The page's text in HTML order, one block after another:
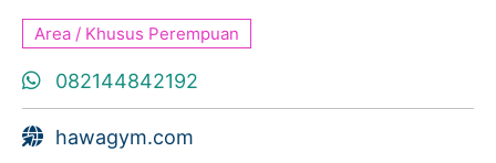
Area / Khusus Perempuan
082144842192
hawagym.com